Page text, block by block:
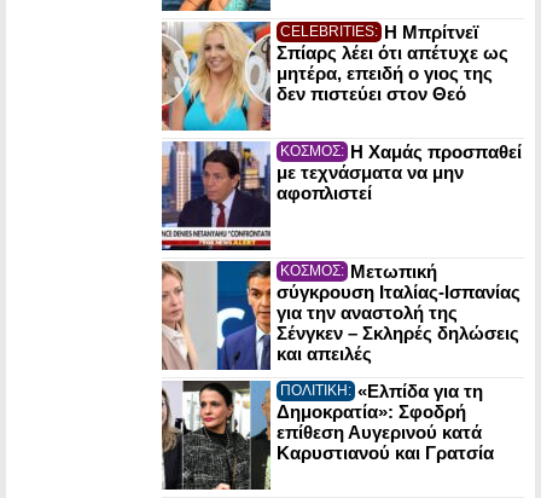
CELEBRITIES: Η Μπρίτνεϊ
Σπίαρς λέει ότι απέτυχε ως
μητέρα, επειδή ο γιος της
δεν πιστεύει στον Θεό
ΚΟΣΜΟΣ: Η Χαμάς προσπαθεί
με τεχνάσματα να μην
αφοπλιστεί
ΚΟΣΜΟΣ: Μετωπική
σύγκρουση Ιταλίας-Ισπανίας
για την αναστολή της
Σένγκεν – Σκληρές δηλώσεις
και απειλές
ΠΟΛΙΤΙΚΗ: «Ελπίδα για τη
Δημοκρατία»: Σφοδρή
επίθεση Αυγερινού κατά
Καρυστιανού και Γρατσία